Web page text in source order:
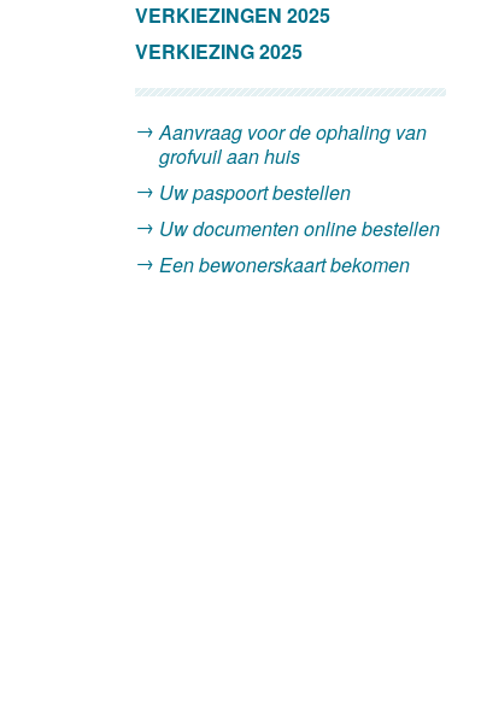
VERKIEZINGEN 2025
VERKIEZING 2025
Aanvraag voor de ophaling van
grofvuil aan huis
Uw paspoort bestellen
Uw documenten online bestellen
Een bewonerskaart bekomen